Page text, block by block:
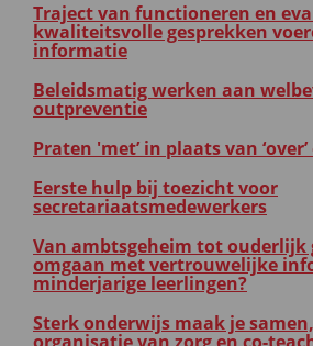
Traject van functioneren en
kwaliteitsvolle gesprekken
informatie
Beleidsmatig werken aan
outpreventie
Praten 'met’ in plaats van
Eerste hulp bij toezicht voor
secretariaatsmedewerkers
Van ambtsgeheim tot ouderlijk
omgaan met vertrouwelijke
minderjarige leerlingen?
Sterk onderwijs maak je